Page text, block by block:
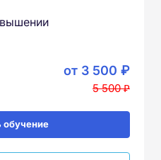
от 3 500 ₽
5 500 ₽
обучение